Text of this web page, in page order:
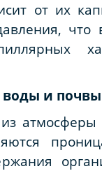
от их
воды и почвы